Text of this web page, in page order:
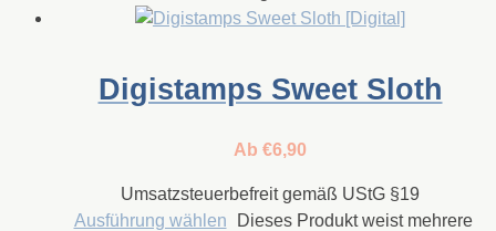
Digistamps Sweet Sloth
Ab €6,90
Umsatzsteuerbefreit gemäß UStG §19
Ausführung wählen
Dieses Produkt weist mehrere